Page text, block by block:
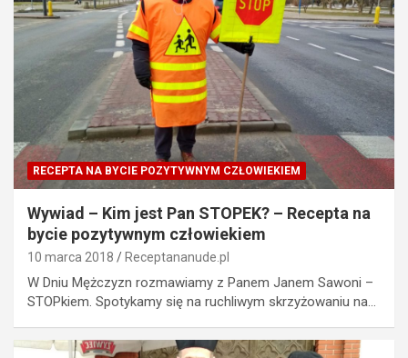
RECEPTA NA BYCIE POZYTYWNYM CZŁOWIEKIEM
Wywiad – Kim jest Pan STOPEK? – Recepta na
bycie pozytywnym człowiekiem
10 marca 2018 Receptananude.pl
W Dniu Mężczyzn rozmawiamy z Panem Janem Sawoni –
STOPkiem. Spotykamy się na ruchliwym skrzyżowaniu na…